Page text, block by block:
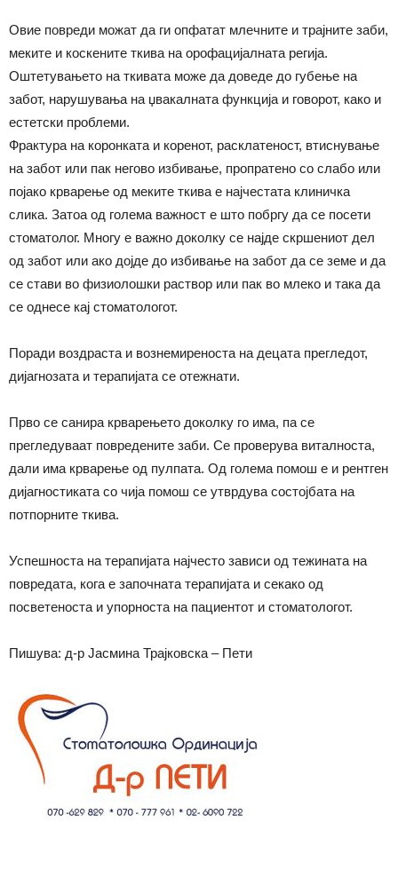
Овие повреди можат да ги опфатат млечните и трајните заби,
меките и коскените ткива на орофацијалната регија.
Оштетувањето на ткивата може да доведе до губење на
забот, нарушувања на џвакалната функција и говорот, како и
естетски проблеми.
Фрактура на коронката и коренот, расклатеност, втиснување
на забот или пак негово избивање, пропратено со слабо или
појако крварење од меките ткива е најчестата клиничка
слика. Затоа од голема важност е што побргу да се посети
стоматолог. Многу е важно доколку се најде скршениот дел
од забот или ако дојде до избивање на забот да се земе и да
се стави во физиолошки раствор или пак во млеко и така да
се однесе кај стоматологот.
Поради воздраста и вознемиреноста на децата прегледот,
дијагнозата и терапијата се отежнати.
Прво се санира крварењето доколку го има, па се
прегледуваат повредените заби. Се проверува виталноста,
дали има крварење од пулпата. Од голема помош е и рентген
дијагностиката со чија помош се утврдува состојбата на
потпорните ткива.
Успешноста на терапијата најчесто зависи од тежината на
повредата, кога е започната терапијата и секако од
посветеноста и упорноста на пациентот и стоматологот.
Пишува: д-р Јасмина Трајковска – Пети